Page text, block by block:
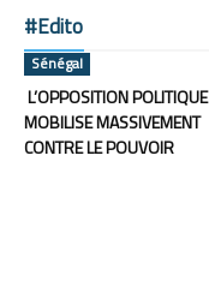
#Edito
Sénégal
L’OPPOSITION POLITIQUE
MOBILISE MASSIVEMENT
CONTRE LE POUVOIR